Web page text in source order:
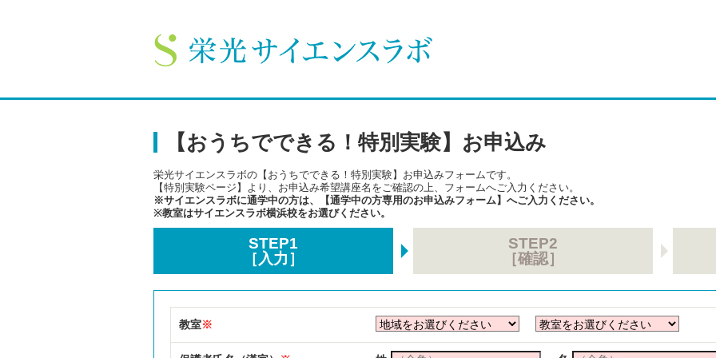
【おうちでできる！特別実験】お申込み
栄光サイエンスラボの【おうちでできる！特別実験】お申込みフォームです。
【特別実験ページ】 より、お申込み希望講座名をご確認の上、フォームへご入力ください。
※サイエンスラボに通学中の方は、
【通学中の方専用のお申込みフォーム】 へご入力ください。
※教室はサイエンスラボ横浜校をお選びください。
STEP1
［入力］
STEP2
［確認］
教室※